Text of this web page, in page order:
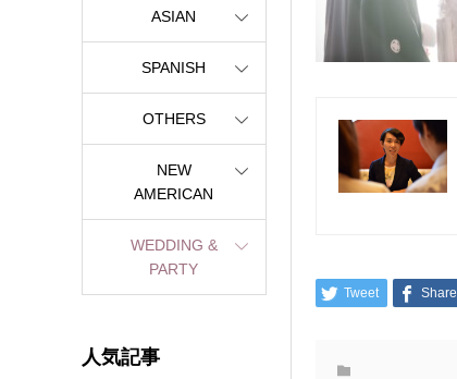
Tweet Share
ASIAN
SPANISH
OTHERS
NEW
AMERICAN
WEDDING &
PARTY
人気記事